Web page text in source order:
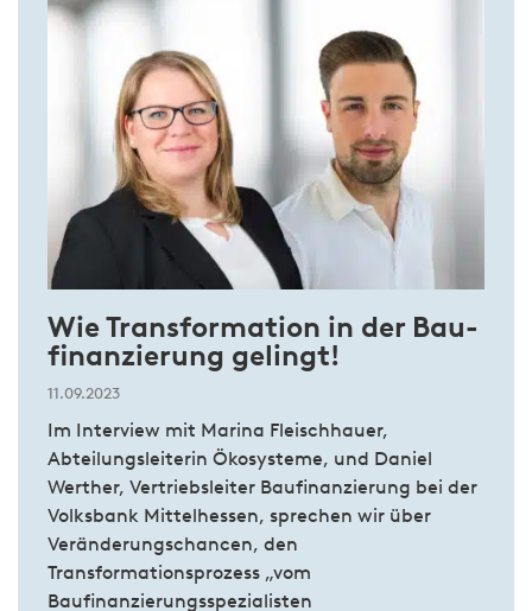
Wie Trans­for­ma­tion in der Bau­
finan­zierung ge­lingt!
11.09.2023
Im Interview mit Marina Fleischhauer,
Abteilungsleiterin Ökosysteme, und Daniel
Werther, Vertriebsleiter Baufinanzierung bei der
Volksbank Mittelhessen, sprechen wir über
Veränderungschancen, den
Transformationsprozess „vom
Baufinanzierungsspezialisten